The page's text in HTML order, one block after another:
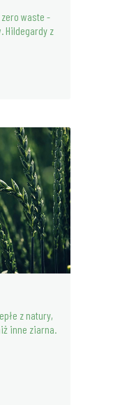
waste -
Hildegardy z
z natury,
inne ziarna.